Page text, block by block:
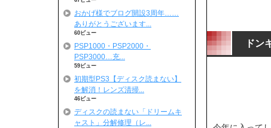
ドン
おかげ様でブログ開設3周年……
ありがとうございます...
60ビュー
PSP1000・PSP2000・
PSP3000…充...
59ビュー
初期型PS3【ディスク読まない】
を解消！レンズ清掃...
46ビュー
ディスクの読まない「ドリームキ
ャスト」分解修理（レ...